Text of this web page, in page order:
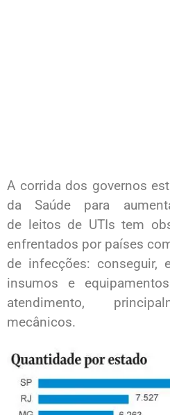
A corrida dos governos
da Saúde para
de leitos de UTIs tem
enfrentados por países
de infecções: conseguir,
insumos e
atendimento,
mecânicos.